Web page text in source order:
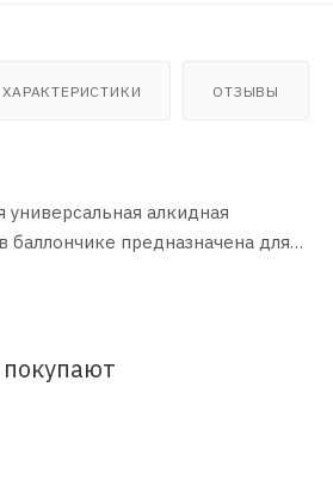
ХАРАКТЕРИСТИКИ ОТЗЫВЫ
алкидная
баллончике предназначена для
Образует долговечное